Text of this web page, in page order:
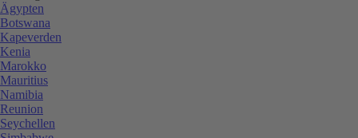
Ägypten
Botswana
Kapeverden
Kenia
Marokko
Mauritius
Namibia
Reunion
Seychellen